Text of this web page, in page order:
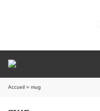
Accueil » mug